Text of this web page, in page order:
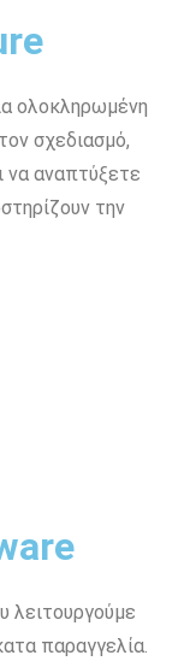
ολοκληρωμένη
σχεδιασμό,
να αναπτύξετε
την
λειτουργούμε
παραγγελία.